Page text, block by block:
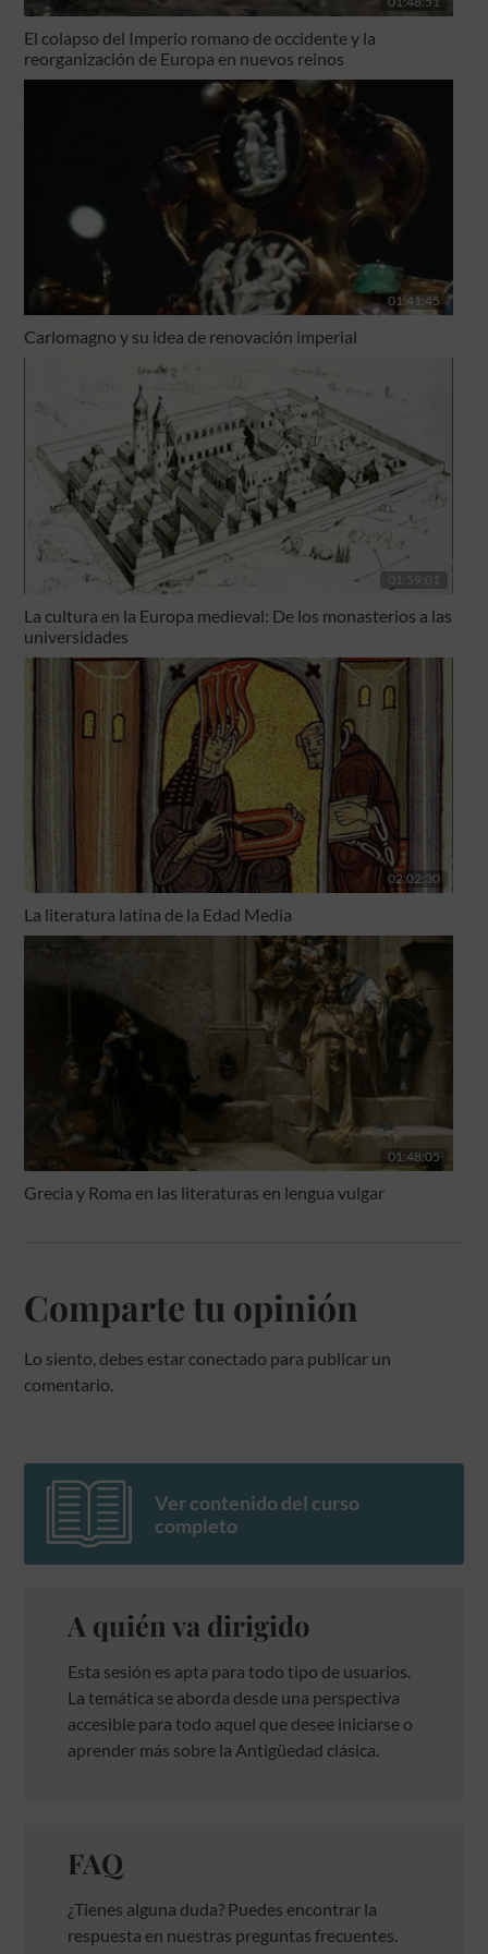
El colapso del Imperio romano de occidente y la
reorganización de Europa en nuevos reinos
01:41:45
Carlomagno y su idea de renovación imperial
01:59:01
La cultura en la Europa medieval: De los monasterios a las
universidades
02:02:30
La literatura latina de la Edad Media
01:48:05
Grecia y Roma en las literaturas en lengua vulgar
Comparte tu opinión
Lo siento, debes estar conectado para publicar un
comentario.
Ver contenido del curso
completo
A quién va dirigido
Esta sesión es apta para todo tipo de usuarios.
La temática se aborda desde una perspectiva
accesible para todo aquel que desee iniciarse o
aprender más sobre la Antigüedad clásica.
FAQ
¿Tienes alguna duda? Puedes encontrar la
respuesta en nuestras preguntas frecuentes.